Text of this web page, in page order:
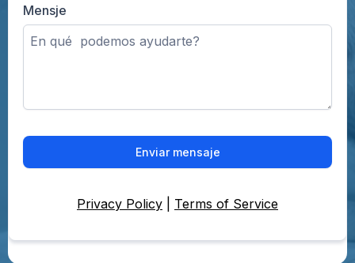
Mensje
Enviar mensaje
Privacy Policy Terms of Service